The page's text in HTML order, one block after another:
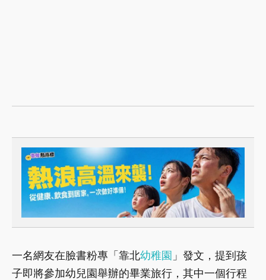
一名網友在臉書粉專「靠北幼稚園 」發文，提到孩
子即將參加幼兒園舉辦的畢業旅行，其中一個行程